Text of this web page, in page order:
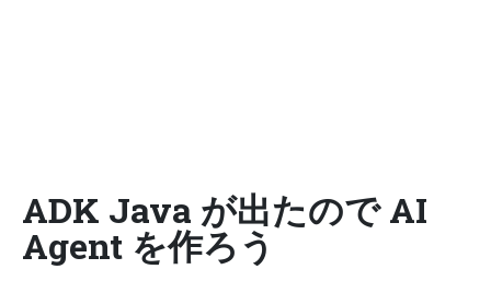
ADK Java が出たので AI
Agent を作ろう